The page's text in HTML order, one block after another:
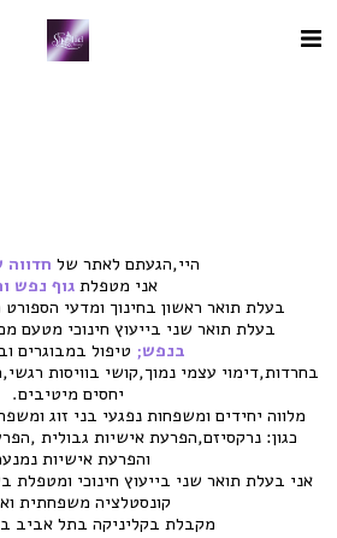
היי,הגעתם לאתר של
אני מטפלת גוף נפש
בעלת תואר ראשון בחינוך ומדעי
בעלת תואר שני בייעוץ חינוכי מטעם
בנפש; טיפול במבוגרים
יחסים מיטיבים.
והפרעת אישיות
קונסטלציה משפחתית
מקבלת בקליניקה בתל אביב